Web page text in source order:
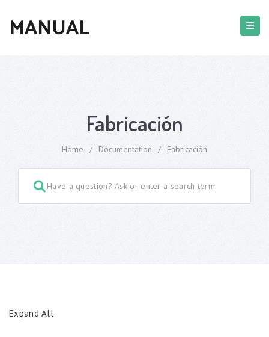
Fabricación
Home / Documentation / Fabricación
Expand All